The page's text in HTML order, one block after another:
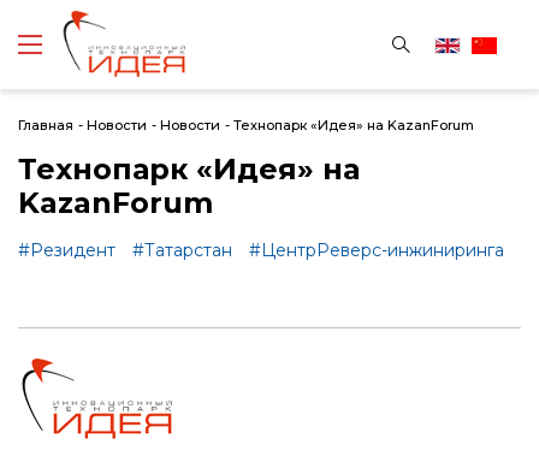
Главная - Новости - Новости - Технопарк «Идея» на KazanForum
Технопарк «Идея» на
KazanForum
#Резидент #Татарстан #ЦентрРеверс-инжиниринга